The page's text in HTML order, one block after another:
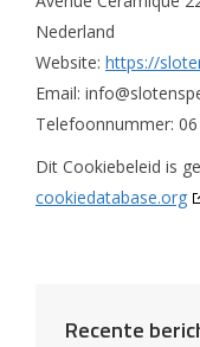
Nederland
Website: https://
Email: info@
Telefoonnummer:
Dit Cookiebeleid is
cookiedatabase.org
Recente